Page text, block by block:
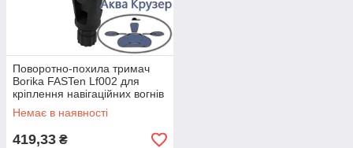
Поворотно-похила тримач
Borika FASTen Lf002 для
кріплення навігаційних вогнів
LONAKO на човен
Немає в наявності
419,33 ₴